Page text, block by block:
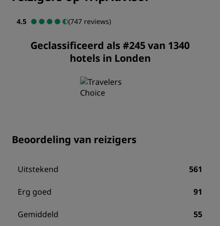
4.5 (747 reviews)
Geclassificeerd als #245 van 1340
hotels in Londen
Beoordeling van reizigers
Uitstekend 561
Erg goed 91
Gemiddeld 55